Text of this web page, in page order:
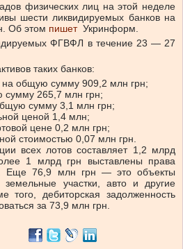
физических лиц на этой неделе
шести ликвидируемых банков на
Об этом пишет Укринформ.
ФГВФЛ в течение 23 — 27
таких банков:
общую сумму 909,2 млн грн;
265,7 млн грн;
сумму 3,1 млн грн;
ценой 1,4 млн;
цене 0,2 млн грн;
стоимостью 0,07 млн грн.
всех лотов составляет 1,2 млрд
1 млрд грн выставлены права
Еще 76,9 млн грн — это объекты
участки, авто и другие
того, дебиторская задолженность
за 73,9 млн грн.